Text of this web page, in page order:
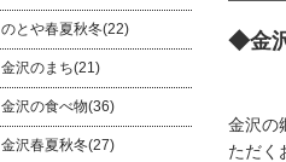
◆金
金沢の
ただく
のとや春夏秋冬(22)
金沢のまち(21)
金沢の食べ物(36)
金沢春夏秋冬(27)